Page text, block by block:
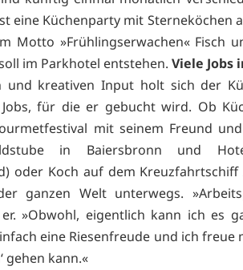
eine Küchenparty mit Sterneköchen
Motto »Frühlingserwachen« Fisch
im Parkhotel entstehen. Viele Jobs
und kreativen Input holt sich der
für die er gebucht wird. Ob
mit seinem Freund
in Baiersbronn und
oder Koch auf dem
ganzen Welt unterwegs.
»Obwohl, eigentlich kann ich es
eine Riesenfreude und ich freue
gehen kann.«